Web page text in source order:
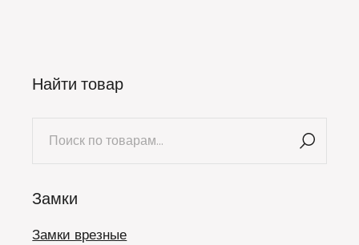
Найти товар
Замки
Замки врезные